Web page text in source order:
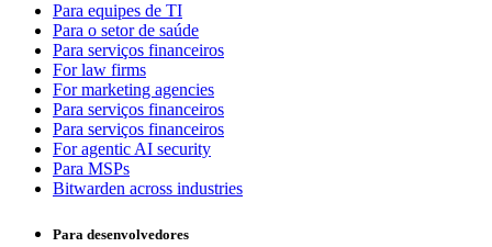
Para equipes de TI
Para o setor de saúde
Para serviços financeiros
For law firms
For marketing agencies
Para serviços financeiros
Para serviços financeiros
For agentic AI security
Para MSPs
Bitwarden across industries
Para desenvolvedores